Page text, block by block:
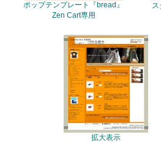
拡大表示
ポップテンプレート『bread』
Zen Cart専用